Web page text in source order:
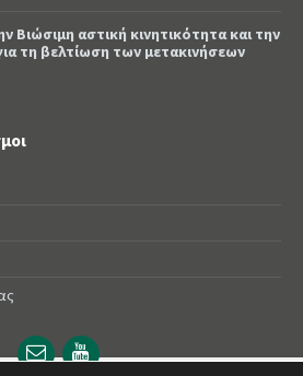
Βιώσιμη αστική κινητικότητα και την
τη βελτίωση των μετακινήσεων
Email
url
YouTube
url